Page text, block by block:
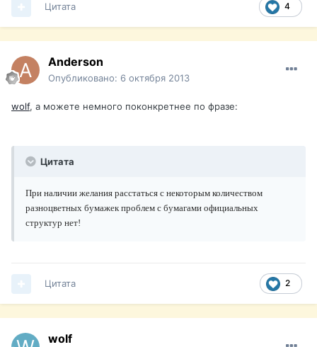
4
Цитата
Anderson
Опубликовано: 6 октября 2013
wolf, а можете немного поконкретнее по фразе:
Цитата
При наличии желания расстаться с некоторым количеством
разноцветных бумажек проблем с бумагами официальных
структур нет!
2
Цитата
wolf